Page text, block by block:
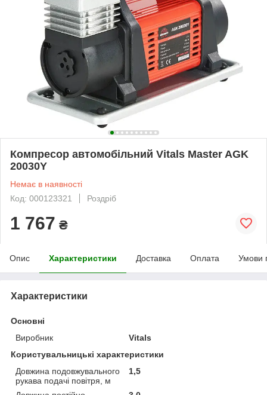
Компресор автомобільний Vitals Master AGK
20030Y
Немає в наявності
Код: 000123321
Роздріб
1 767 ₴
Опис Характеристики Доставка Оплата Умови
Характеристики
Основні
Виробник
Vitals
Користувальницькі характеристики
Довжина подовжувального
рукава подачі повітря, м
1,5